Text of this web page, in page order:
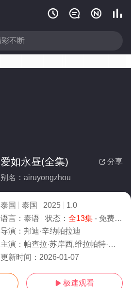
   
 分享
爱如永昼(全集)
别名：airuyongzhou
泰国 泰国 2025
1.0
语言： 泰语 状态： 全13集- 免费在线播放
导演： 邦迪·辛纳帕拉迪
主演： 帕查拉·苏岸西,维拉帕特·托马尼纳特
更新时间： 2026-01-07
 极速观看